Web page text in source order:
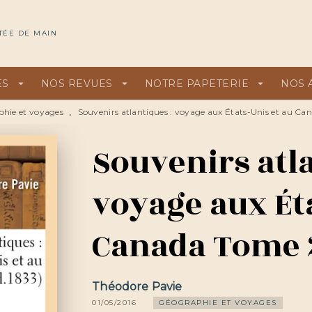
DE MAIN
arrow_drop_down NOS REVUES arrow_drop_down NOTRE PAPETERIE arrow_drop_down NOS
et voyages • Souvenirs atlantiques : voyage aux États-Unis et au
Souvenirs
voyage aux
Canada Tome
Théodore Pavie
01/05/2016 GÉOGRAPHIE ET VOYAGES